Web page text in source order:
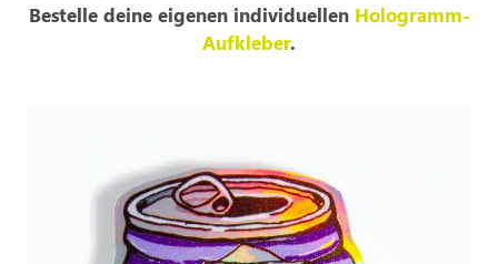
Bestelle deine eigenen individuellen Hologramm-
Aufkleber.